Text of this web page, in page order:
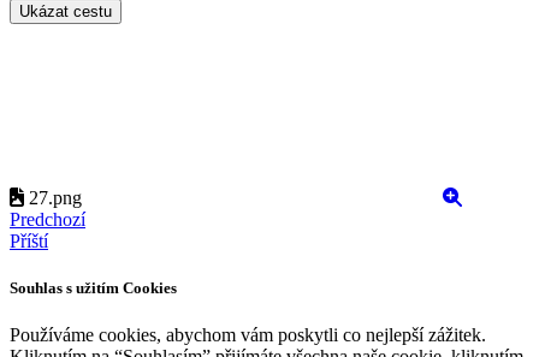
Ukázat cestu
27.png
Predchozí
Příští
Souhlas s užitím Cookies
Používáme cookies, abychom vám poskytli co nejlepší zážitek.